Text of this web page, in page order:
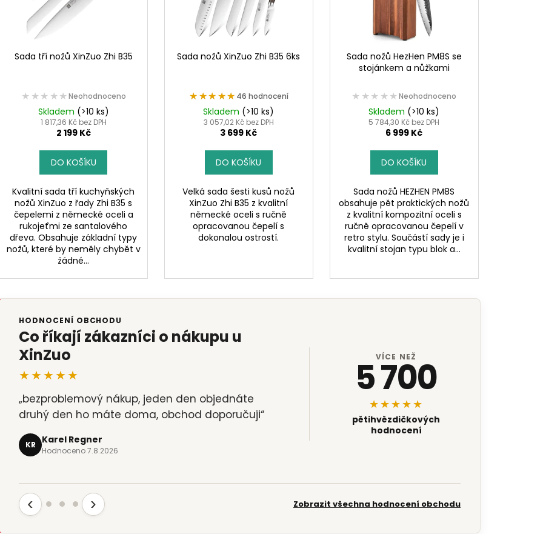
Sada tří nožů XinZuo Zhi B35
★★★★★
★★★★★ Neohodnoceno
Skladem (>10 ks)
1 817,36 Kč bez DPH
2 199 Kč
DO KOŠÍKU
Kvalitní sada tří kuchyňských
nožů XinZuo z řady Zhi B35 s
čepelemi z německé oceli a
rukojeťmi ze santalového
dřeva. Obsahuje základní typy
nožů, které by neměly chybět v
žádné...
Sada nožů XinZuo Zhi B35 6ks
★★★★★
★★★★★ 46 hodnocení
Skladem (>10 ks)
3 057,02 Kč bez DPH
3 699 Kč
DO KOŠÍKU
Velká sada šesti kusů nožů
XinZuo Zhi B35 z kvalitní
německé oceli s ručně
opracovanou čepelí s
dokonalou ostrostí.
Sada nožů HezHen PM8S se
stojánkem a nůžkami
★★★★★
★★★★★ Neohodnoceno
Skladem (>10 ks)
5 784,30 Kč bez DPH
6 999 Kč
DO KOŠÍKU
Sada nožů HEZHEN PM8S
obsahuje pět praktických nožů
z kvalitní kompozitní oceli s
ručně opracovanou čepelí v
retro stylu. Součástí sady je i
kvalitní stojan typu blok a...
HODNOCENÍ OBCHODU
Co říkají zákazníci o nákupu u
XinZuo
★★★★★
„bezproblemový nákup, jeden den objednáte
druhý den ho máte doma, obchod doporučuji“
KR Karel Regner
Hodnoceno 7.8.2026
VÍCE NEŽ
5 700
★★★★★
pětihvězdičkových
hodnocení
‹ › Zobrazit všechna hodnocení obchodu